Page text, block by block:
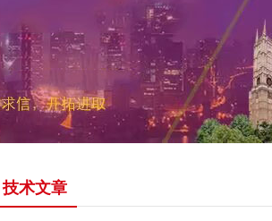
技术文章